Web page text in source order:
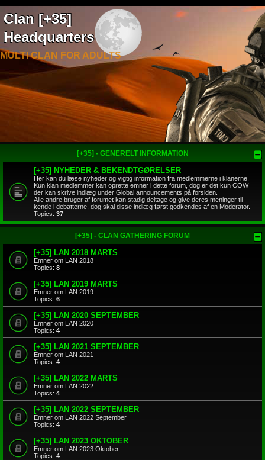
Clan [+35]
Headquarters
MULTI CLAN FOR ADULTS
[+35] - GENERELT INFORMATION
[+35] NYHEDER & BEKENDTGØRELSER
Her kan du læse nyheder og vigtig information fra medlemmerne i klanerne.
Kun klan medlemmer kan oprette emner i dette forum, dog er det kun COW
der kan skrive indlæg under Global announcements på forsiden.
Alle andre bruger af forumet kan stadig deltage og give deres meninger til
kende i debatterne, dog skal disse indlæg først godkendes af en Moderator.
Topics: 37
[+35] - CLAN GATHERING FORUM
[+35] LAN 2018 MARTS
Emner om LAN 2018
Topics: 8
[+35] LAN 2019 MARTS
Emner om LAN 2019
Topics: 6
[+35] LAN 2020 SEPTEMBER
Emner om LAN 2020
Topics: 4
[+35] LAN 2021 SEPTEMBER
Emner om LAN 2021
Topics: 4
[+35] LAN 2022 MARTS
Emner om LAN 2022
Topics: 4
[+35] LAN 2022 SEPTEMBER
Emner om LAN 2022 September
Topics: 4
[+35] LAN 2023 OKTOBER
Emner om LAN 2023 Oktober
Topics: 4